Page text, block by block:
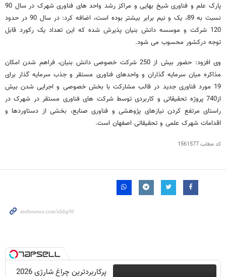
پارک علم و فناوری شیخ بهایی و مراکز رشد واحد های فناوری شهرک در سال 90
نسبت به 89، یک و نیم برابر بیشتر بوده است، اضافه کرد: در سال 90 در حدود
120 شرکت و موسسه دانش بنیان پذیرش شده که این تعداد یک رکورد قابل
توجه درکشور محسوب می شود.
وی افزود: حضور بیش از 250 شرکت خصوصی دانش بنیان، فراهم شدن امکان
مذاکره میان سرمایه گذاران و واحدهای فناوری مستقر و جذب سرمایه گذار برای
19 مورد فناوری جدید در قالب مشارکت با بخش خصوصی و اجرایی شدن بیش
از740 پروژه تحقیقاتی و کاربردی توسط شرکت های فناوری مستقر در شهرک در
راستای مرتفع کردن نیازهای پژوهشی و فناوری صنایع، بخشی از دستاوردها و
اقدامات شهرک علمی و تحقیقاتی اصفهان است.
کد مطلب1561577
پرکاربردترین چراغ شارژی 2026